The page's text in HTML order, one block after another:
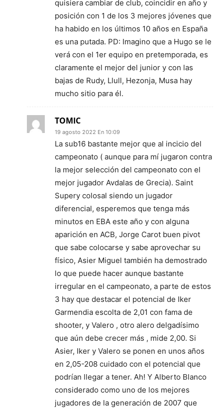
quisiera cambiar de club, coincidir en año y
posición con 1 de los 3 mejores jóvenes que
ha habido en los últimos 10 años en España
es una putada. PD: Imagino que a Hugo se le
verá con el 1er equipo en pretemporada, es
claramente el mejor del junior y con las
bajas de Rudy, Llull, Hezonja, Musa hay
mucho sitio para él.
TOMIC
19 agosto 2022 En 10:09
La sub16 bastante mejor que al incicio del
campeonato ( aunque para mí jugaron contra
la mejor selección del campeonato con el
mejor jugador Avdalas de Grecia). Saint
Supery colosal siendo un jugador
diferencial, esperemos que tenga más
minutos en EBA este año y con alguna
aparición en ACB, Jorge Carot buen pivot
que sabe colocarse y sabe aprovechar su
físico, Asier Miguel también ha demostrado
lo que puede hacer aunque bastante
irregular en el campeonato, a parte de estos
3 hay que destacar el potencial de Iker
Garmendia escolta de 2,01 con fama de
shooter, y Valero , otro alero delgadísimo
que aún debe crecer más , mide 2,00. Si
Asier, Iker y Valero se ponen en unos años
en 2,05-208 cuidado con el potencial que
podrían llegar a tener. Ah! Y Alberto Blanco
considerado como uno de los mejores
jugadores de la generación de 2007 que